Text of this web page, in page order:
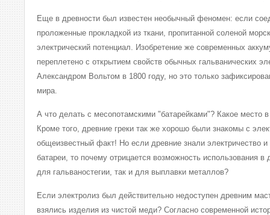
Еще в древности был известен необычный феномен: если
проложенные прокладкой из ткани, пропитанной соленой
электрический потенциал. Изобретение же современных
переплетено с открытием свойств обычных гальванических
Александром Вольтом в 1800 году, но это только
мира.
А что делать с месопотамскими "батарейками"? Какое место
Кроме того, древние греки так же хорошо были знакомы с
общеизвестный факт! Но если древние знали электричество
батареи, то почему отрицается возможность использования в
для гальваностегии, так и для выплавки металлов?
Если электролиз был действительно недоступен древним
взялись изделия из чистой меди? Согласно современной